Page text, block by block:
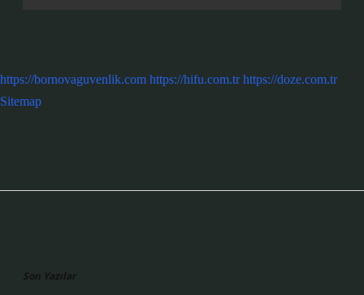
https://bornovaguvenlik.com https://hifu.com.tr https://doze.com.tr
Sitemap
Son Yazılar